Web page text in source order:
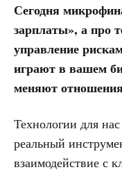
Сегодня
зарплаты», а про
управление
играют в вашем
меняют
Технологии для
реальный
взаимодействие с